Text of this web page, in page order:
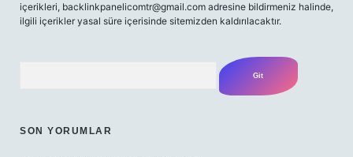
içerikleri, backlinkpanelicomtr@gmail.com adresine bildirmeniz halinde,
ilgili içerikler yasal süre içerisinde sitemizden kaldırılacaktır.
SON YORUMLAR